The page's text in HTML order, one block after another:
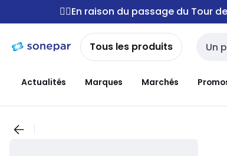
navigation
Passer
au
contenu
🚴‍♂️En raison du passage du Tour
Tous les produits
Actualités Marques Marchés